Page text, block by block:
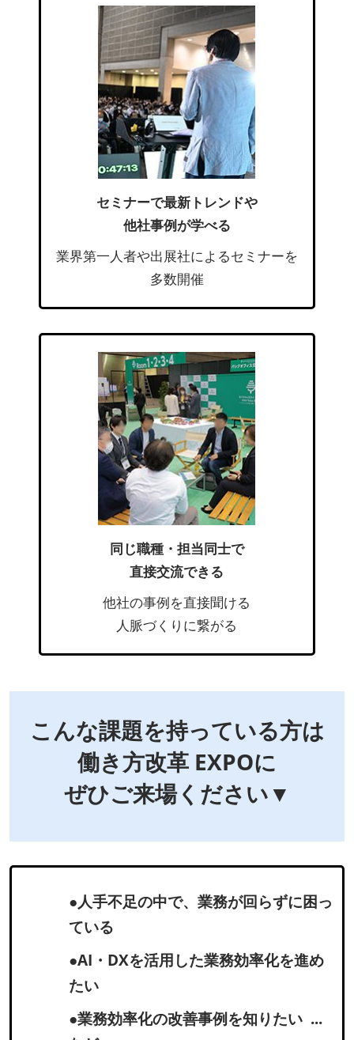
セミナーで最新トレンドや
他社事例が学べる
業界第一人者や出展社によるセミナーを
多数開催
同じ職種・担当同士で
直接交流できる
他社の事例を直接聞ける
人脈づくりに繋がる
こんな課題を持っている方は
働き方改革 EXPOに
ぜひご来場ください▼
●人手不足の中で、業務が回らずに困っ
ている
●AI・DXを活用した業務効率化を進め
たい
●業務効率化の改善事例を知りたい ...